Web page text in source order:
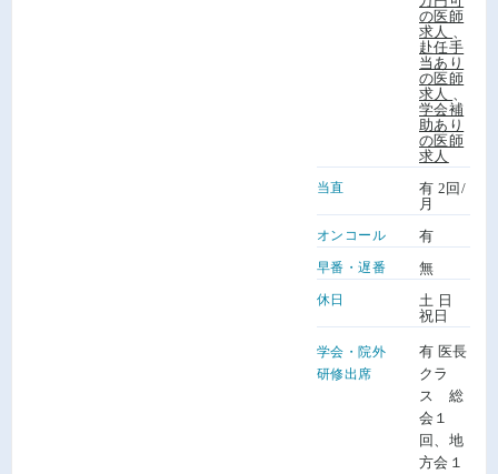
の医師
求人
赴任手
当あり
の医師
求人
学会補
助あり
の医師
求人
当直
有 2回/
月
オンコール 有
早番・遅番 無
休日
土 日
祝日
学会・院外
研修出席
有 医長
クラ
ス 総
会１
回、地
方会１